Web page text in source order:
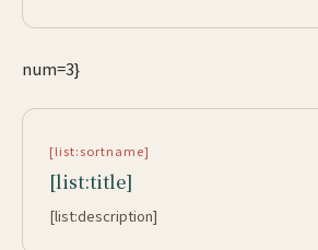
num=3}
[list:sortname]
[list:title]
[list:description]